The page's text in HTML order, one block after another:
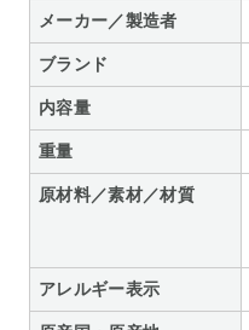
メーカー／製造者
ブランド
内容量
重量
原材料／素材／材質
アレルギー表示